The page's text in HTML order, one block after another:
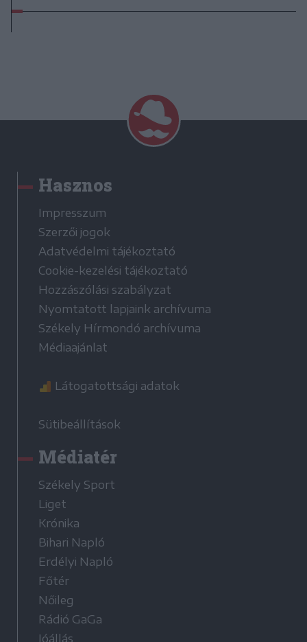
Hasznos
Impresszum
Szerzői jogok
Adatvédelmi tájékoztató
Cookie-kezelési tájékoztató
Hozzászólási szabályzat
Nyomtatott lapjaink archívuma
Székely Hírmondó archívuma
Médiaajánlat
Látogatottsági adatok
Sütibeállítások
Médiatér
Székely Sport
Liget
Krónika
Bihari Napló
Erdélyi Napló
Főtér
Nőileg
Rádió GaGa
Jóállás